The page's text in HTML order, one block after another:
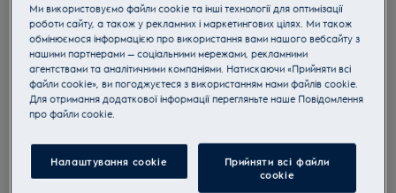
M2DCP050
Засіб для глибокого очищення
посудомийних машин від жиру
Переваги
Ми використовуємо файли cookie та інші технології для оптимізації
роботи сайту, а також у рекламних і маркетингових цілях. Ми також
обмінюємося інформацією про використання вами нашого вебсайту з
нашими партнерами — соціальними мережами, рекламними
агентствами та аналітичними компаніями. Натискаючи «Прийняти всі
файли cookie», ви погоджуєтеся з використанням нами файлів cookie.
Для отримання додаткової інформації перегляньте наше Пoвідомлення
прo файли cookie.
Налаштування cookie
Прийняти всі файли
сookie